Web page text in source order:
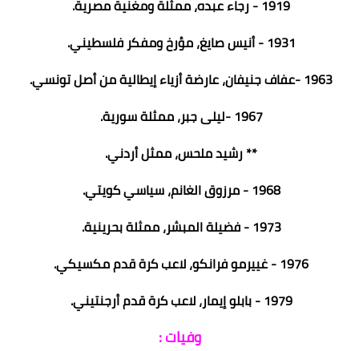
1919 - رجاء عبده، ممثلة ومغنية مصرية.
1931 - أنيس صايغ، مؤرخ ومفكر فلسطيني.
1963 -عفاف جنيفان، عارضة أزياء إيطالية من أصل تونسي.
1967 -ليلى جبر، ممثلة سورية.
** رشيد ملحس، ممثل أردني.
1968 - مرزوق الغانم، سياسي كويتي.
1973 - فضيلة المبشر، ممثلة بحرينية.
1976 - غييرمو فرانكو، لاعب كرة قدم مكسيكي.
1979 - بابلو إيمار، لاعب كرة قدم أرجنتيني.
وفيات :